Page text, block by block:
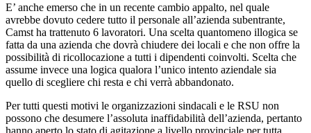
E’ anche emerso che in un recente cambio appalto, nel quale
avrebbe dovuto cedere tutto il personale all’azienda subentrante,
Camst ha trattenuto 6 lavoratori. Una scelta quantomeno illogica se
fatta da una azienda che dovrà chiudere dei locali e che non offre la
possibilità di ricollocazione a tutti i dipendenti coinvolti. Scelta che
assume invece una logica qualora l’unico intento aziendale sia
quello di scegliere chi resta e chi verrà abbandonato.
Per tutti questi motivi le organizzazioni sindacali e le RSU non
possono che desumere l’assoluta inaffidabilità dell’azienda, pertanto
hanno aperto lo stato di agitazione a livello provinciale per tutta